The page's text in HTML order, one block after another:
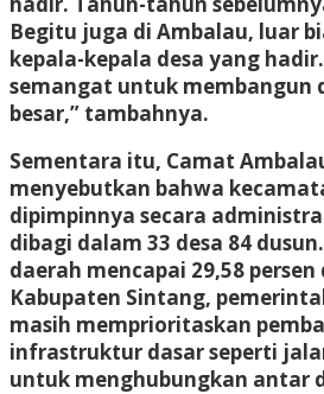
Begitu juga di Ambalau, luar
kepala-kepala desa yang
semangat untuk membangun
besar,” tambahnya.
Sementara itu, Camat
menyebutkan bahwa
dipimpinnya secara
dibagi dalam 33 desa 84
daerah mencapai 29,58
Kabupaten Sintang,
masih memprioritaskan
infrastruktur dasar seperti
untuk menghubungkan antar